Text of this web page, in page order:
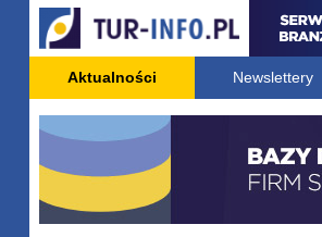
Aktualności Newslettery